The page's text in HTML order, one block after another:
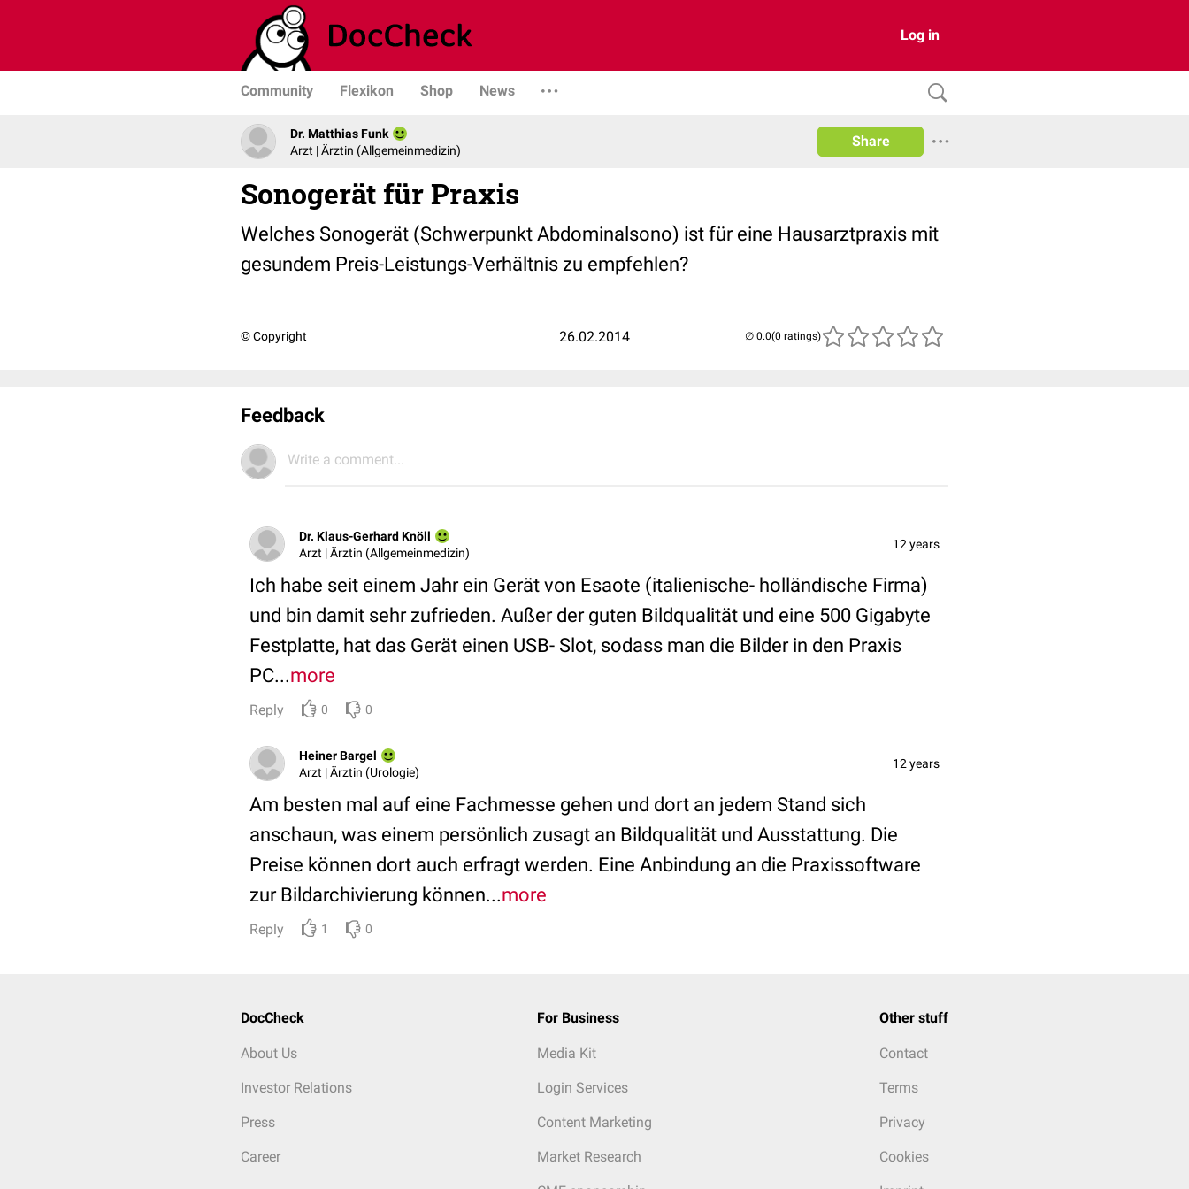
Log in
Community Flexikon Shop News
Dr. Matthias Funk
Arzt | Ärztin (Allgemeinmedizin)
Share
Sonogerät für Praxis
Welches Sonogerät (Schwerpunkt Abdominalsono) ist für eine Hausarztpraxis mit
gesundem Preis-Leistungs-Verhältnis zu empfehlen?
© Copyright 26.02.2014 (0 ratings)
Feedback
Write a comment...
Dr. Klaus-Gerhard Knöll
Arzt | Ärztin (Allgemeinmedizin)
12 years
Ich habe seit einem Jahr ein Gerät von Esaote (italienische- holländische Firma)
und bin damit sehr zufrieden. Außer der guten Bildqualität und eine 500 Gigabyte
Festplatte, hat das Gerät einen USB- Slot, sodass man die Bilder in den Praxis
PC...more
Reply 0 0
Heiner Bargel
Arzt | Ärztin (Urologie)
12 years
Am besten mal auf eine Fachmesse gehen und dort an jedem Stand sich
anschaun, was einem persönlich zusagt an Bildqualität und Ausstattung. Die
Preise können dort auch erfragt werden. Eine Anbindung an die Praxissoftware
zur Bildarchivierung können...more
Reply 1 0
DocCheck
About Us
Investor Relations
Press
Career
For Business
Media Kit
Login Services
Content Marketing
Market Research
Other stuff
Contact
Terms
Privacy
Cookies